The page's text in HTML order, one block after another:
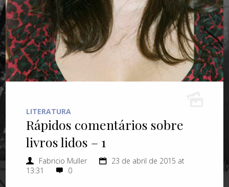
LITERATURA
Rápidos comentários sobre
livros lidos – 1
Fabricio Muller
23 de abril de 2015 at
13:31
0